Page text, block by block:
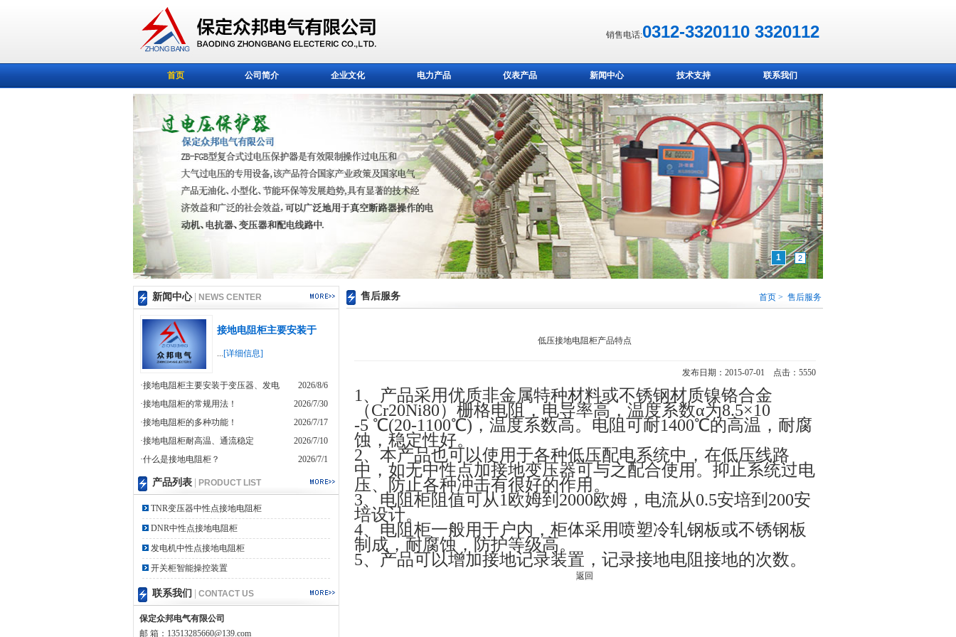
销售电话:0312-3320110 3320112
首页 公司简介 企业文化 电力产品 仪表产品 新闻中心 技术支持 联系我们
1 2
新闻中心 NEWS CENTER
接地电阻柜主要安装于
...[详细信息]
·接地电阻柜主要安装于变压器、发电
2026/8/6
·接地电阻柜的常规用法！
2026/7/30
·接地电阻柜的多种功能！
2026/7/17
·接地电阻柜耐高温、通流稳定
2026/7/10
·什么是接地电阻柜？
2026/7/1
产品列表 PRODUCT LIST
TNR变压器中性点接地电阻柜
DNR中性点接地电阻柜
发电机中性点接地电阻柜
开关柜智能操控装置
联系我们 CONTACT US
保定众邦电气有限公司
邮 箱：13513285660@139.com
售后服务 首页 > 售后服务
低压接地电阻柜产品特点
发布日期：2015-07-01 点击：5550
1 、产品采用优质非金属特种材料或不锈钢材质镍铬合金
（Cr20Ni80） 栅格电阻，电导率高，温度系数α为8.5×10
-5 ℃(20-1100℃)，温度系数高。电阻可耐1400℃的高温，耐腐
蚀，稳定性好。
2、本产品也可以使用于各种低压配电系统中，在低压线路
中，如无中性点加接地变压器可与之配合使用。抑止系统过电
压、防止各种冲击有很好的作用。
3、电阻柜阻值可从1欧姆到 2000欧姆，电流从0.5安培到 200安
培设计。
4、电阻柜一般用于户内，柜体采用喷塑冷轧钢板或不锈钢板
制成，耐腐蚀，防护等级高。
5、产品可以增加接地记录装置，记录接地电阻接地的次数。
返回